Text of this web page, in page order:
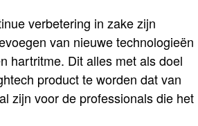
verbetering in zake zijn
van nieuwe technologieën
hartritme. Dit alles met als doel
product te worden dat van
zijn voor de professionals die het